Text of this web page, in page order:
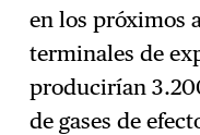
en los próximos
terminales de
producirían
de gases de